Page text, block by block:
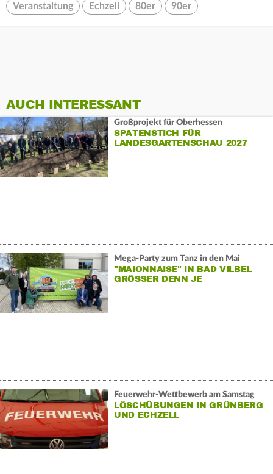
Veranstaltung Echzell 80er 90er
AUCH INTERESSANT
Großprojekt für Oberhessen
SPATENSTICH FÜR
LANDESGARTENSCHAU 2027
Mega-Party zum Tanz in den Mai
"MAIONNAISE" IN BAD VILBEL
GRÖSSER DENN JE
Feuerwehr-Wettbewerb am Samstag
LÖSCHÜBUNGEN IN GRÜNBERG
UND ECHZELL